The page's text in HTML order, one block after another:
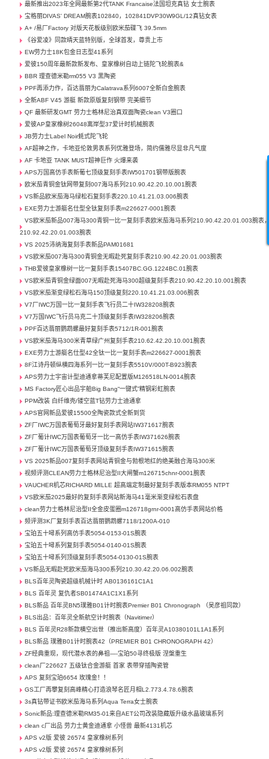
最新推出2023年全网最新第2代TANK Francaise法国坦克真钻 女士腕表
宝格丽DIVAS' DREAM腕表102840，102841DVP30W9GL/12真钻女表
A+ /易厂Factory 对版天花板级别欧米茄碟飞 39.5mm
《谷爱凌》同款晴天蓝特别版，全球首发，尊贵上市
EW劳力士18K包金日志型41系列
爱彼150周年最新款新发布、皇家橡树自动上链陀飞轮腕表&
BBR 理查德米勒rm055 V3 黑陶瓷
PPF再添力作，百达翡丽为Calatrava系列6007全新白金腕表
全新ABF V45 游艇 新款原版复刻钢带 完美细节
QF 最新研发GMT 劳力士格林尼治真双面陶瓷clean V3圈口
爱彼AP皇家橡树26048离岸型37爱计时机械腕表
JB劳力士Label Noir蚝式陀飞轮
AF超神之作，卡地亚伦敦男表系列优雅登场，简约儒雅尽显非凡气度
AF 卡地亚 TANK MUST超神巨作 火爆来袭
APS万国高仿手表新葡七顶级复刻手表IW501701钢带版腕表
欧米茄青铜金钛网带复刻007海马系列210.90.42.20.10.001腕表
VS新品欧米茄海马绿松石复刻手表220.10.41.21.03.006腕表
EXE劳力士游艇名仕型全钛复刻手表m226627-0001腕表
VS欧米茄新品007海马300青铜一比一复刻手表欧米茄海马系列210.90.42.20.01.003腕表
210.92.42.20.01.003腕表
VS 2025沛纳海复刻手表新品PAM01681
VS欧米茄007海马300青铜金无暇赴死复刻手表210.90.42.20.01.003腕表
THB爱彼皇家橡树一比一复刻手表15407BC.GG.1224BC.01腕表
VS欧米茄青铜金绿面007无暇赴死海马300超级复刻手表210.90.42.20.10.001腕表
VS欧米茄渐变绿松石海马150顶级复刻220.10.41.21.03.006腕表
V7厂IWC万国一比一复刻手表飞行员二十IW328208腕表
V7万国IWC飞行员马克二十顶级复刻手表IW328206腕表
PPF百达翡丽鹦鹉螺最好复刻手表5712/1R-001腕表
VS欧米茄海马300米青草绿广州复刻手表210.62.42.20.10.001腕表
EXE劳力士游艇名仕型42全钛一比一复刻手表m226627-0001腕表
8F江诗丹顿纵横四海系列一比一复刻手表5510V/000T-B923腕表
APS劳力士宇宙计型迪通拿蒂芙尼配置版M126518LN-0014腕表
MS Factory匠心出品宇舶Big Bang“一键式”精钢彩虹腕表
PPM改装 白纤维壳/镂空蓝T钻劳力士迪通拿
APS官网新品爱彼15500全陶瓷款式全新到货
ZF厂IWC万国表葡萄牙最好复刻手表网站IW371617腕表
ZF厂葡计IWC万国表葡萄牙一比一高仿手表IW371626腕表
ZF厂葡计IWC万国表葡萄牙顶级复刻手表IW371615腕表
VS 2025新品007复刻手表网站青铜金与勃根地红的绝美融合海马300米
视频评测CLEAN劳力士格林尼治型II大闸蟹m126715chnr-0001腕表
VAUCHER机芯RICHARD MILLE 超高端定制最好复刻手表版本RM055 NTPT
VS欧米茄2025最好的复刻手表网站新海马41毫米渐变绿松石表盘
clean劳力士格林尼治型II全金皮蛋圈m126718grnr-0001高仿手表网站价格
频评测3K厂复刻手表百达翡丽鹦鹉螺7118/1200A-010
宝珀五十噚系列高仿手表5054-0153-01S腕表
宝珀五十噚系列复刻手表5054-0140-01S腕表
宝珀五十噚系列顶级复刻手表5054-0130-01S腕表
VS新品无暇赴死欧米茄海马300系列210.30.42.20.06.002腕表
BLS百年灵陶瓷超级机械计时 AB0136161C1A1
BLS 百年灵 复仇者SB01474A1C1X1系列
BLS新品 百年灵BN5璞雅B01计时腕表Premier B01 Chronograph （吴彦祖同款）
BLS出品：百年灵全新航空计时腕表（Navitimer）
BLS 百年灵R28新款横空出世（推出新高度）百年灵A10380101L1A1系列
BLS新品 璞雅B01计时腕表42（PREMIER B01 CHRONOGRAPH 42）
ZF经典重现，现代潜水表的鼻祖—-宝珀50寻终极版 涅槃重生
clean厂226627 五级钛合金游艇 首家 表带穿插陶瓷管
APS 复刻宝珀6654 玫瑰金！！
GS工厂再攀复刻高峰精心打造浪琴名匠月相L2.773.4.78.6腕表
3s真钻带证书欧米茄海马系列Aqua Terra女士腕表
Sonic新品:理查德米勒RM35-01来自AET公司改装隐藏版升级水晶玻璃系列
clean c厂出品 劳力士黄金迪通拿 小怪兽 最新4131机芯
APS v2版 爱彼 26574 皇家橡树系列
APS v2版 爱彼 26574 皇家橡树系列